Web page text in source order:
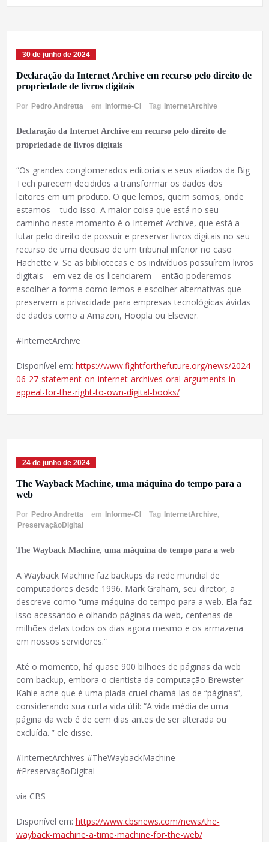
30 de junho de 2024
Declaração da Internet Archive em recurso pelo direito de
propriedade de livros digitais
Por Pedro Andretta em Informe-CI Tag InternetArchive
Declaração da Internet Archive em recurso pelo direito de
propriedade de livros digitais
“Os grandes conglomerados editoriais e seus aliados da Big
Tech parecem decididos a transformar os dados dos
leitores em um produto. O que lemos, quem somos, onde
estamos – tudo isso. A maior coisa que está no seu
caminho neste momento é o Internet Archive, que está a
lutar pelo direito de possuir e preservar livros digitais no seu
recurso de uma decisão de um tribunal inferior no caso
Hachette v. Se as bibliotecas e os indivíduos possuírem livros
digitais – em vez de os licenciarem – então poderemos
escolher a forma como lemos e escolher alternativas que
preservem a privacidade para empresas tecnológicas ávidas
de dados como a Amazon, Hoopla ou Elsevier.
#InternetArchive
Disponível em: https://www.fightforthefuture.org/news/2024-
06-27-statement-on-internet-archives-oral-arguments-in-
appeal-for-the-right-to-own-digital-books/
24 de junho de 2024
The Wayback Machine, uma máquina do tempo para a
web
Por Pedro Andretta em Informe-CI Tag InternetArchive,
PreservaçãoDigital
The Wayback Machine, uma máquina do tempo para a web
A Wayback Machine faz backups da rede mundial de
computadores desde 1996. Mark Graham, seu diretor, a
descreve como “uma máquina do tempo para a web. Ela faz
isso acessando e olhando páginas da web, centenas de
milhões delas todos os dias agora mesmo e os armazena
em nossos servidores.”
Até o momento, há quase 900 bilhões de páginas da web
com backup, embora o cientista da computação Brewster
Kahle ache que é uma piada cruel chamá-las de “páginas”,
considerando sua curta vida útil: “A vida média de uma
página da web é de cem dias antes de ser alterada ou
excluída. ” ele disse.
#InternetArchives #TheWaybackMachine
#PreservaçãoDigital
via CBS
Disponível em: https://www.cbsnews.com/news/the-
wayback-machine-a-time-machine-for-the-web/